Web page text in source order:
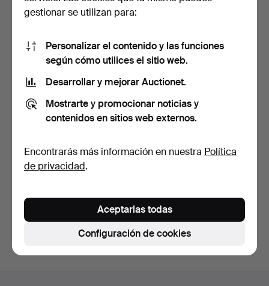
CHINOS CON
DECORACIÓN D…
PORCELANA CHINA.
5 días
Suscribir búsqueda
También puedes buscar ennuestro archivo de
subastas concluidas.
gestionar se utilizan para:
Personalizar el contenido y las funciones
según cómo utilices el sitio web.
Desarrollar y mejorar Auctionet.
Mostrarte y promocionar noticias y
contenidos en sitios web externos.
Encontrarás más información en nuestra Política
de privacidad.
Configuración de cookies
Aceptarlas todas